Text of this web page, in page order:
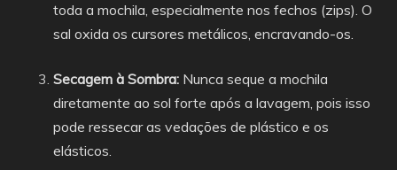
toda a mochila, especialmente nos fechos (zips). O
sal oxida os cursores metálicos, encravando-os.
Secagem à Sombra: Nunca seque a mochila
diretamente ao sol forte após a lavagem, pois isso
pode ressecar as vedações de plástico e os
elásticos.